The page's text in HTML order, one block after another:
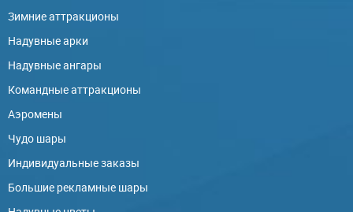
Зимние аттракционы
Надувные арки
Надувные ангары
Командные аттракционы
Аэромены
Чудо шары
Индивидуальные заказы
Большие рекламные шары